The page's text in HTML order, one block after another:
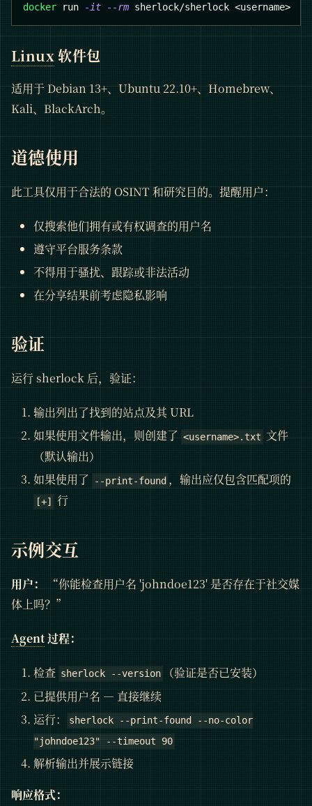
docker run -it --rm sherlock/sherlock <username>
Linux软件包
适用于 Debian 13+、Ubuntu 22.10+、Homebrew、
Kali、BlackArch。
道德使用
此工具仅用于合法的 OSINT 和研究目的。提醒用户：
仅搜索他们拥有或有权调查的用户名
遵守平台服务条款
不得用于骚扰、跟踪或非法活动
在分享结果前考虑隐私影响
验证
运行 sherlock 后，验证：
输出列出了找到的站点及其 URL
如果使用文件输出，则创建了<username>.txt 文件
（默认输出）
如果使用了
--print-found ，输出应仅包含匹配项的
[+] 行
示例交互
用户：
“你能检查用户名 'johndoe123' 是否存在于社交媒
体上吗？”
Agent过程：
检查 sherlock --version
（验证是否已安装）
已提供用户名 — 直接继续
运行：
sherlock --print-found --no-color
"johndoe123" --timeout 90
解析输出并展示链接
响应格式：